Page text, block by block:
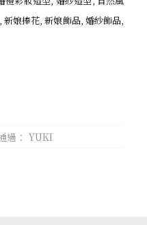
過： YUKI